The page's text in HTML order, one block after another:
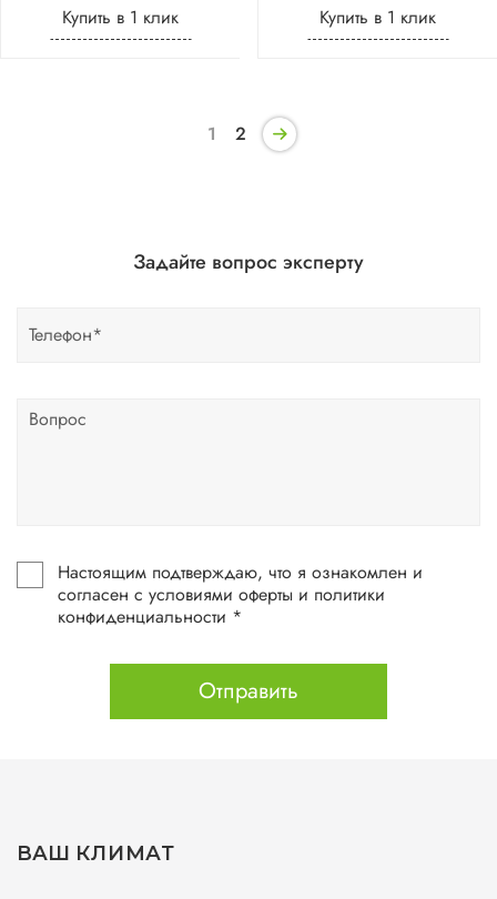
Купить в 1 клик Купить в 1 клик
1 2
Задайте вопрос эксперту
Настоящим подтверждаю, что я ознакомлен и
согласен с условиями оферты и политики
конфиденциальности *
Отправить
ВАШ КЛИМАТ